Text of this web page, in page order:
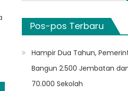
Pos-pos Terbaru
Hampir Dua Tahun,
Bangun 2.500 Jembatan
70.000 Sekolah